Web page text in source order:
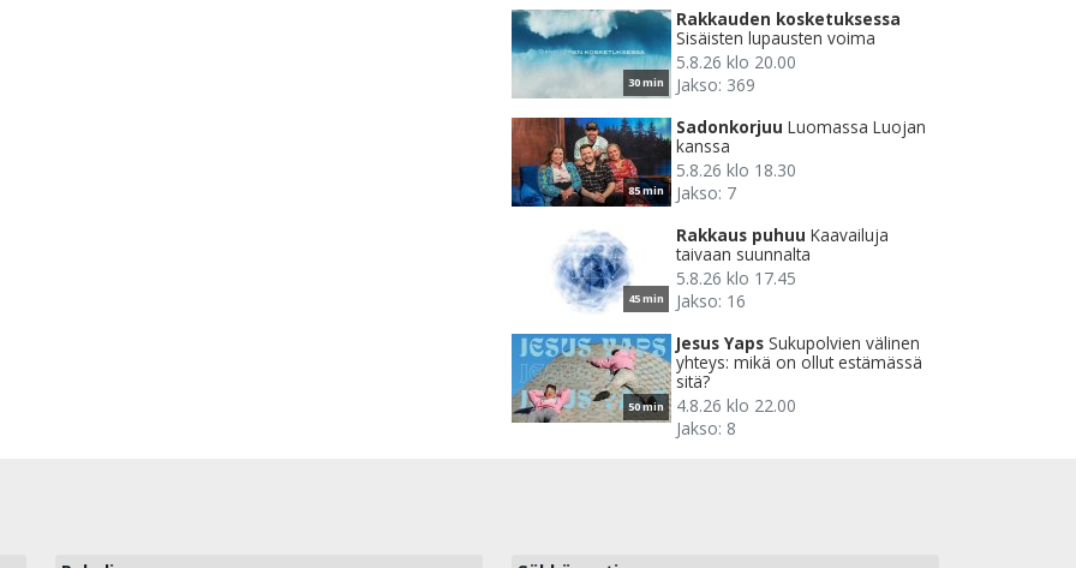
30 min
Rakkauden kosketuksessa
Sisäisten lupausten voima
5.8.26 klo 20.00
Jakso: 369
85 min
Sadonkorjuu Luomassa Luojan
kanssa
5.8.26 klo 18.30
Jakso: 7
45 min
Rakkaus puhuu Kaavailuja
taivaan suunnalta
5.8.26 klo 17.45
Jakso: 16
50 min
Jesus Yaps Sukupolvien välinen
yhteys: mikä on ollut estämässä
sitä?
4.8.26 klo 22.00
Jakso: 8